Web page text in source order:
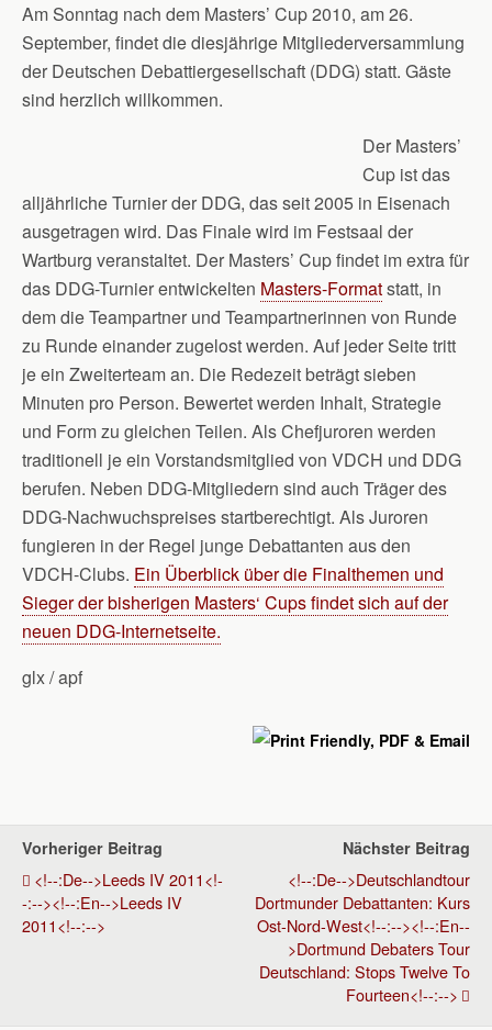
Am Sonntag nach dem Masters’ Cup 2010, am 26.
September, findet die diesjährige Mitgliederversammlung
der Deutschen Debattiergesellschaft (DDG) statt. Gäste
sind herzlich willkommen.
Der Masters’
Cup ist das
alljährliche Turnier der DDG, das seit 2005 in Eisenach
ausgetragen wird. Das Finale wird im Festsaal der
Wartburg veranstaltet. Der Masters’ Cup findet im extra für
das DDG-Turnier entwickelten Masters-Formatstatt, in
dem die Teampartner und Teampartnerinnen von Runde
zu Runde einander zugelost werden. Auf jeder Seite tritt
je ein Zweiterteam an. Die Redezeit beträgt sieben
Minuten pro Person. Bewertet werden Inhalt, Strategie
und Form zu gleichen Teilen. Als Chefjuroren werden
traditionell je ein Vorstandsmitglied von VDCH und DDG
berufen. Neben DDG-Mitgliedern sind auch Träger des
DDG-Nachwuchspreises startberechtigt. Als Juroren
fungieren in der Regel junge Debattanten aus den
VDCH-Clubs. Ein Überblick über die Finalthemen und
Sieger der bisherigen Masters‘ Cups findet sich auf der
neuen DDG-Internetseite.
glx / apf
Vorheriger Beitrag
<!--:de-->Leeds IV 2011<!-
-:--><!--:en-->Leeds IV
2011<!--:-->
Nächster Beitrag
<!--:de-->Deutschlandtour
Dortmunder Debattanten: Kurs
Ost-Nord-West<!--:--><!--:en--
>Dortmund Debaters Tour
Deutschland: Stops Twelve To
Fourteen<!--:-->